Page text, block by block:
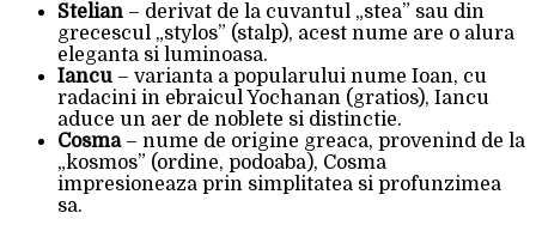
Stelian – derivat de la cuvantul „stea” sau din
grecescul „stylos” (stalp), acest nume are o alura
eleganta si luminoasa.
Iancu – varianta a popularului nume Ioan, cu
radacini in ebraicul Yochanan (gratios), Iancu
aduce un aer de noblete si distinctie.
Cosma– nume de origine greaca, provenind de la
„kosmos” (ordine, podoaba), Cosma
impresioneaza prin simplitatea si profunzimea
sa.